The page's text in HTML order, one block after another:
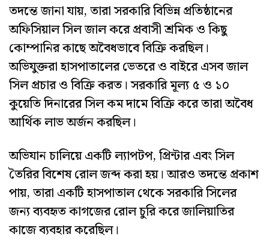
তদন্তে জানা যায়, তারা সরকারি বিভিন্ন প্রতিষ্ঠানের
অফিসিয়াল সিল জাল করে প্রবাসী শ্রমিক ও কিছু
কোম্পানির কাছে অবৈধভাবে বিক্রি করছিল।
অভিযুক্তরা হাসপাতালের ভেতরে ও বাইরে এসব জাল
সিল প্রচার ও বিক্রি করত। সরকারি মূল্য ৫ ও ১০
কুয়েতি দিনারের সিল কম দামে বিক্রি করে তারা অবৈধ
আর্থিক লাভ অর্জন করছিল।
অভিযান চালিয়ে একটি ল্যাপটপ, প্রিন্টার এবং সিল
তৈরির বিশেষ রোল জব্দ করা হয়। আরও তদন্তে প্রকাশ
পায়, তারা একটি হাসপাতাল থেকে সরকারি সিলের
জন্য ব্যবহৃত কাগজের রোল চুরি করে জালিয়াতির
কাজে ব্যবহার করেছিল।